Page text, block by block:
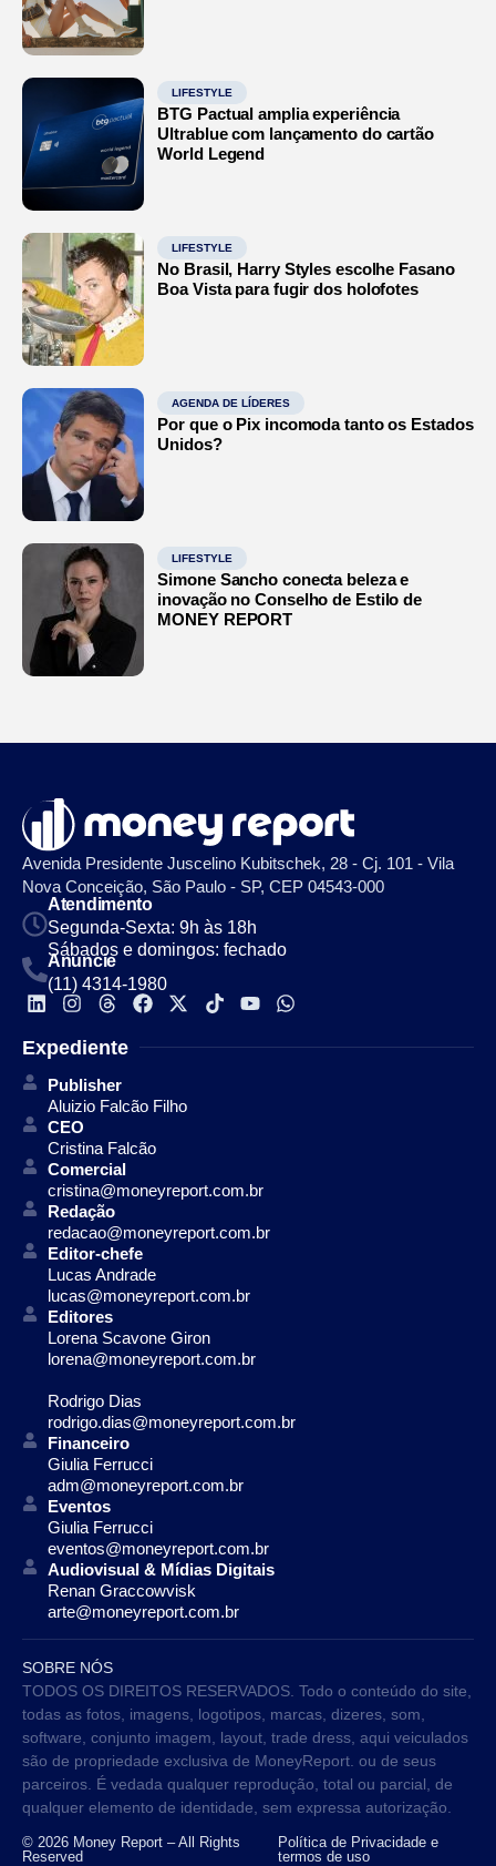
LIFESTYLE
BTG Pactual amplia experiência
Ultrablue com lançamento do cartão
World Legend
LIFESTYLE
No Brasil, Harry Styles escolhe Fasano
Boa Vista para fugir dos holofotes
AGENDA DE LÍDERES
Por que o Pix incomoda tanto os Estados
Unidos?
LIFESTYLE
Simone Sancho conecta beleza e
inovação no Conselho de Estilo de
MONEY REPORT
Avenida Presidente Juscelino Kubitschek, 28 - Cj. 101 - Vila
Nova Conceição, São Paulo - SP, CEP 04543-000
Atendimento
Segunda-Sexta: 9h às 18h
Sábados e domingos: fechado
Anuncie
(11) 4314-1980
Expediente
Publisher
Aluizio Falcão Filho
CEO
Cristina Falcão
Comercial
cristina@moneyreport.com.br
Redação
redacao@moneyreport.com.br
Editor-chefe
Lucas Andrade
lucas@moneyreport.com.br
Editores
Lorena Scavone Giron
lorena@moneyreport.com.br
Rodrigo Dias
rodrigo.dias@moneyreport.com.br
Financeiro
Giulia Ferrucci
adm@moneyreport.com.br
Eventos
Giulia Ferrucci
eventos@moneyreport.com.br
Audiovisual & Mídias Digitais
Renan Graccowvisk
arte@moneyreport.com.br
SOBRE NÓS
TODOS OS DIREITOS RESERVADOS. Todo o conteúdo do site,
todas as fotos, imagens, logotipos, marcas, dizeres, som,
software, conjunto imagem, layout, trade dress, aqui veiculados
são de propriedade exclusiva de MoneyReport. ou de seus
parceiros. É vedada qualquer reprodução, total ou parcial, de
qualquer elemento de identidade, sem expressa autorização.
© 2026 Money Report – All Rights
Reserved
Política de Privacidade e
termos de uso